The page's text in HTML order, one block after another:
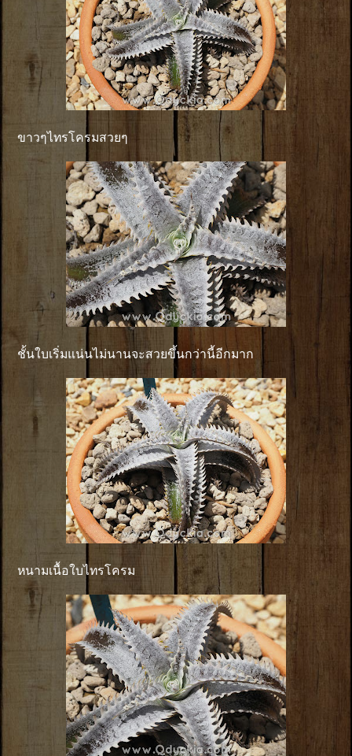
ขาวๆไทรโครมสวยๆ
ชั้นใบเริ่มแน่นไม่นานจะสวยขึ้นกว่านี้อีกมาก
หนามเนื้อใบไทรโครม